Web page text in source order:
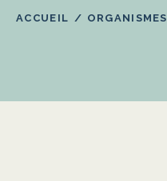
ACCUEIL ORGANISMES